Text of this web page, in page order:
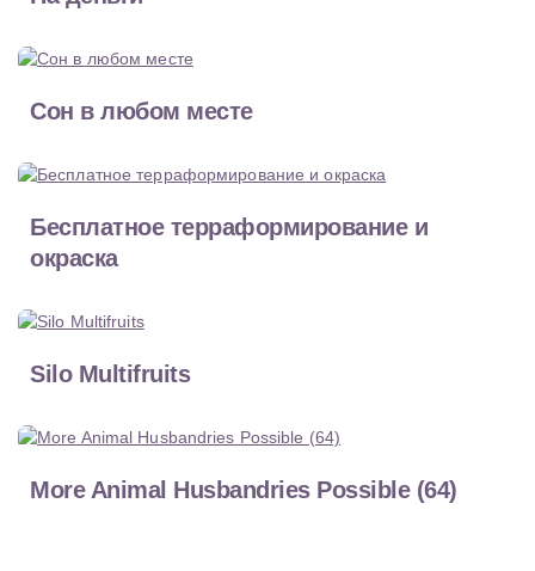
Сон в любом месте
Бесплатное терраформирование и
окраска
Silo Multifruits
More Animal Husbandries Possible (64)